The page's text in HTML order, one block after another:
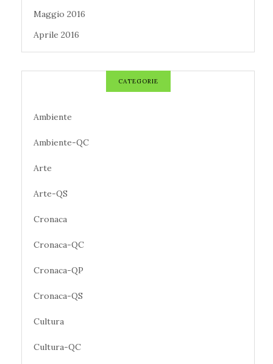
Maggio 2016
Aprile 2016
CATEGORIE
Ambiente
Ambiente-QC
Arte
Arte-QS
Cronaca
Cronaca-QC
Cronaca-QP
Cronaca-QS
Cultura
Cultura-QC